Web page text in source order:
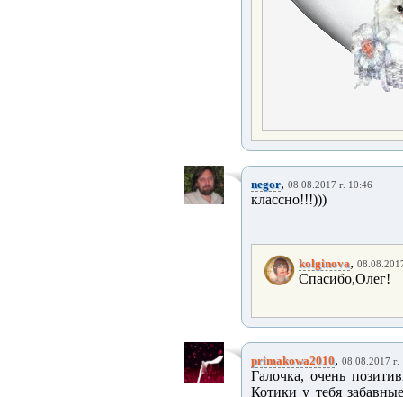
negor, 08.08.2017 г. 10:46
классно!!!)))
kolginova,
Спасибо,Олег!
primakowa2010, 08.08.2017 г.
Галочка, очень
Котики у тебя